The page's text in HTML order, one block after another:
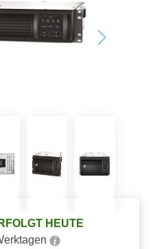
HEUTE